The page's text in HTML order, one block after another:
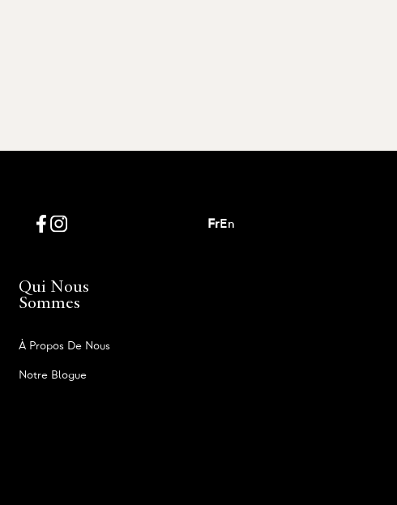
En
Fr
Qui Nous
Sommes
À Propos De Nous
Notre Blogue